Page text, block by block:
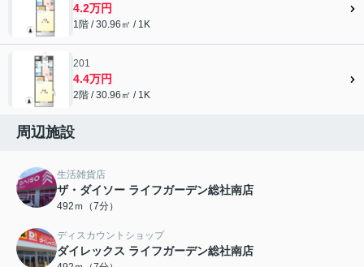
4.2万円
1階 / 30.96㎡ / 1K
201
4.4万円
2階 / 30.96㎡ / 1K
周辺施設
生活雑貨店
ザ・ダイソー ライフガーデン総社南店
492ｍ（7分）
ディスカウントショップ
ダイレックス ライフガーデン総社南店